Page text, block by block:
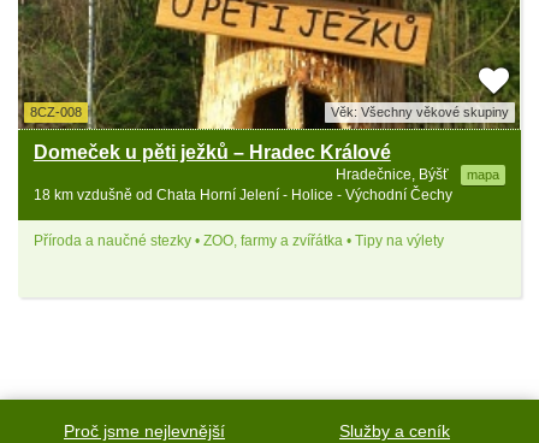
8CZ-008 Věk: Všechny věkové skupiny
Domeček u pěti ježků – Hradec Králové
Hradečnice, Býšť mapa
18 km vzdušně od Chata Horní Jelení - Holice - Východní Čechy
Příroda a naučné stezky • ZOO, farmy a zvířátka • Tipy na výlety
Proč jsme nejlevnější
Služby a ceník